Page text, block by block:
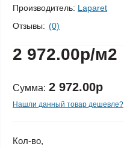
Производитель: Laparet
Отзывы: (0)
2 972.00р/м2
Сумма: 2 972.00р
Нашли данный товар дешевле?
Кол-во,